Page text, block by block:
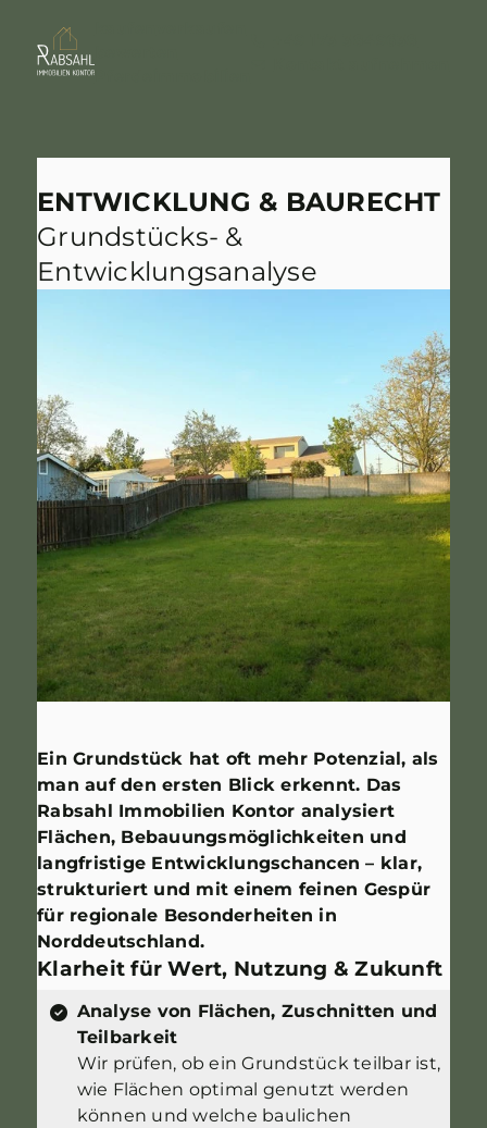
Pferdeimmobilien
ENTWICKLUNG & BAURECHT
Grundstücks- &
Entwicklungsanalyse
Ein Grundstück hat oft mehr Potenzial, als
man auf den ersten Blick erkennt. Das
Rabsahl Immobilien Kontor analysiert
Flächen, Bebauungsmöglichkeiten und
langfristige Entwicklungschancen – klar,
strukturiert und mit einem feinen Gespür
für regionale Besonderheiten in
Norddeutschland.
Klarheit für Wert, Nutzung & Zukunft
Analyse von Flächen, Zuschnitten und
Teilbarkeit
Wir prüfen, ob ein Grundstück teilbar ist,
wie Flächen optimal genutzt werden
können und welche baulichen